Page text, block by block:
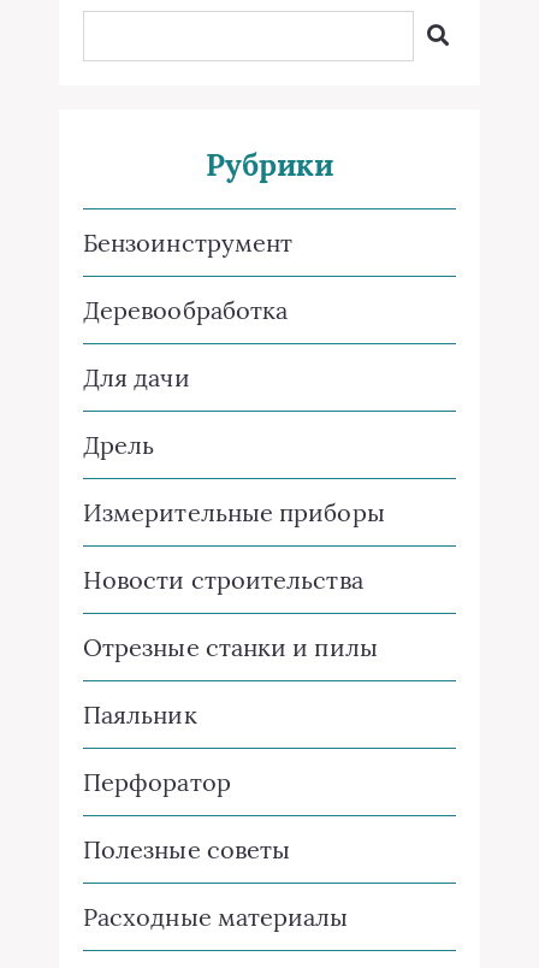
Рубрики
Бензоинструмент
Деревообработка
Для дачи
Дрель
Измерительные приборы
Новости строительства
Отрезные станки и пилы
Паяльник
Перфоратор
Полезные советы
Расходные материалы